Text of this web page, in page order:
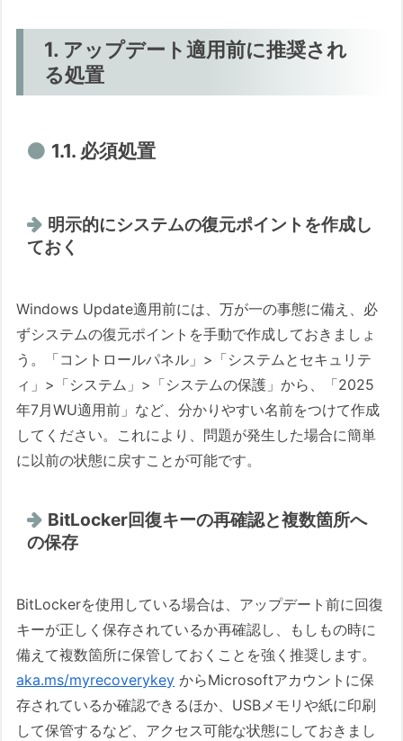
1. アップデート適用前に推奨され
る処置
1.1. 必須処置
明示的にシステムの復元ポイントを作成し
ておく
Windows Update適用前には、万が一の事態に備え、必
ずシステムの復元ポイントを手動で作成しておきましょ
う。「コントロールパネル」>「システムとセキュリテ
ィ」>「システム」>「システムの保護」から、「2025
年7月WU適用前」など、分かりやすい名前をつけて作成
してください。これにより、問題が発生した場合に簡単
に以前の状態に戻すことが可能です。
BitLocker回復キーの再確認と複数箇所へ
の保存
BitLockerを使用している場合は、アップデート前に回復
キーが正しく保存されているか再確認し、もしもの時に
備えて複数箇所に保管しておくことを強く推奨します。
aka.ms/myrecoverykey からMicrosoftアカウントに保
存されているか確認できるほか、USBメモリや紙に印刷
して保管するなど、アクセス可能な状態にしておきまし